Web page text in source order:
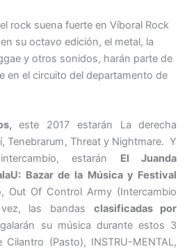
rock suena fuerte en Víboral Rock
su octavo edición, el metal, la
y otros sonidos, harán parte de
en el circuito del departamento de
este 2017 estarán La derecha
Tenebrarum, Threat y Nightmare. Y
estarán El Juanda
Bazar de la Música y Festival
Out Of Control Army (Intercambio
las bandas clasificadas por
su música durante estos 3
(Pasto), INSTRU-MENTAL,